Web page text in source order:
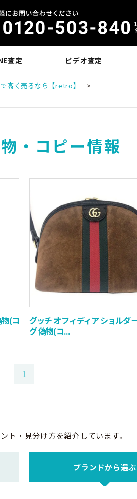
査定 ビデオ査定
高く売るなら【retro】
>
・コピー情報
(コ
グッチ オフィディア ショルダ
グ 偽物(コ...
1
ト・見分け方を紹介しています。
ブランドから選ぶ